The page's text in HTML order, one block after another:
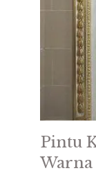
Pintu